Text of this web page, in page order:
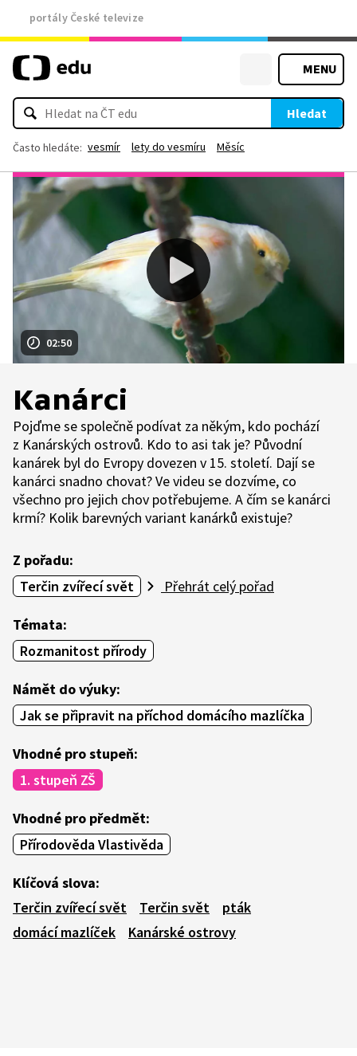
portály České televize
MENU
Hledat
Často hledáte: vesmír lety do vesmíru Měsíc
02:50
Kanárci
Pojďme se společně podívat za někým, kdo pochází
z Kanárských ostrovů. Kdo to asi tak je? Původní
kanárek byl do Evropy dovezen v 15. století. Dají se
kanárci snadno chovat? Ve videu se dozvíme, co
všechno pro jejich chov potřebujeme. A čím se kanárci
krmí? Kolik barevných variant kanárků existuje?
Z pořadu:
Terčin zvířecí svět
Přehrát celý pořad
Témata:
Rozmanitost přírody
Námět do výuky:
Jak se připravit na příchod domácího mazlíčka
Vhodné pro stupeň:
1. stupeň ZŠ
Vhodné pro předmět:
Přírodověda Vlastivěda
Klíčová slova:
Terčin zvířecí svět
Terčin svět
pták
domácí mazlíček
Kanárské ostrovy